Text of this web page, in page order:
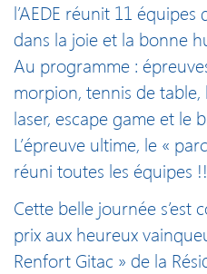
l’AEDE réunit 11
dans la joie et la bonne
Au programme :
morpion, tennis de
laser, escape game et le
L’épreuve ultime, le «
réuni toutes les équipes
Cette belle journée s’est
prix aux heureux
Renfort Gitac » de la